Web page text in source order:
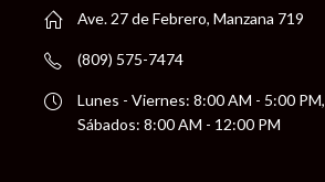
Ave. 27 de Febrero, Manzana 719
(809) 575-7474
Lunes - Viernes: 8:00 AM - 5:00 PM,
Sábados: 8:00 AM - 12:00 PM